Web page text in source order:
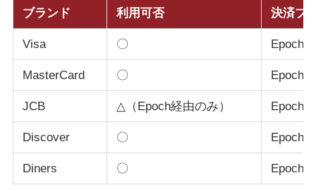
ブランド 利用可否 決済プ
Visa 〇 Epoch /
MasterCard 〇 Epoch /
JCB △（Epoch経由のみ） Epoch
Discover 〇 Epoch /
Diners 〇 Epoch /